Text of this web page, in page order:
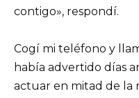
contigo», respondí.
Cogí mi teléfono y
había advertido días
actuar en mitad de la